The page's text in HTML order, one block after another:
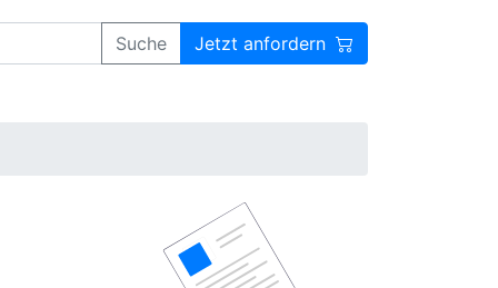
Suche Jetzt anfordern